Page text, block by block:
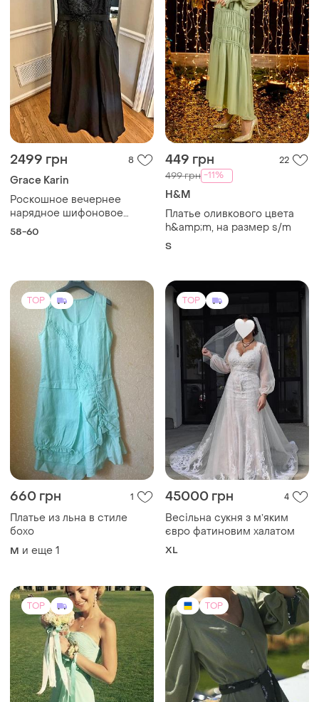
2499 грн 8
Grace Karin
Роскошное вечернее
нарядное шифоновое
платье-макси длины с
karin.
58-60
449 грн 22
499 грн -11%
H&M
Платье оливкового цвета
h&amp;m, на размер s/m
S
TOP
660 грн 1
Платье из льна в стиле
бохо
M и еще 1
TOP
45000 грн 4
Весільна сукня з мʼяким
євро фатиновим халатом
XL
TOP TOP